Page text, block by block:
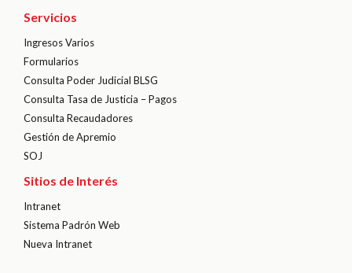
Servicios
Ingresos Varios
Formularios
Consulta Poder Judicial BLSG
Consulta Tasa de Justicia – Pagos
Consulta Recaudadores
Gestión de Apremio
SOJ
Sitios de Interés
Intranet
Sistema Padrón Web
Nueva Intranet